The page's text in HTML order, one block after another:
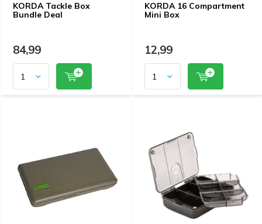
KORDA Tackle Box
Bundle Deal
84,99
KORDA 16 Compartment
Mini Box
12,99